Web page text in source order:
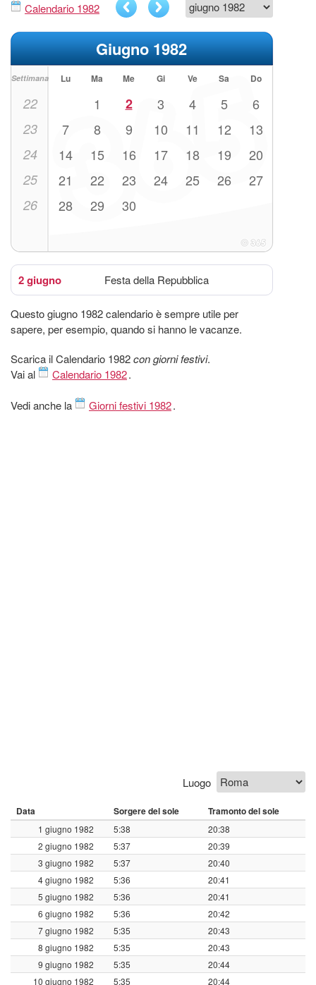
Calendario 1982
Giugno 1982
Settimana Lu Ma Me Gi Ve Sa Do
22 1 2 3 4 5 6
23 7 8 9 10 11 12 13
24 14 15 16 17 18 19 20
25 21 22 23 24 25 26 27
26 28 29 30
2 giugno Festa della Repubblica
Questo giugno 1982 calendario è sempre utile per
sapere, per esempio, quando si hanno le vacanze.
Scarica il Calendario 1982con giorni festivi.
Vai al
Calendario 1982.
Vedi anche la Giorni festivi 1982.
Luogo
Data Sorgere del sole Tramonto del sole
1 giugno 1982 5:38
20:38
2 giugno 1982
5:37
20:39
3 giugno 1982
5:37
20:40
4 giugno 1982
5:36
20:41
5 giugno 1982
5:36
20:41
6 giugno 1982
5:36
20:42
7 giugno 1982
5:35
20:43
8 giugno 1982
5:35
20:43
9 giugno 1982
5:35
20:44
10 giugno 1982
5:35 20:44